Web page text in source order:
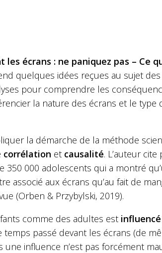
écrans : ne paniquez pas – Ce
quelques idées reçues au sujet
pour comprendre les
la nature des écrans et le
la démarche de la méthode
corrélation et causalité. L’auteur
350 000 adolescents qui a montré
associé aux écrans qu’au fait de
(Orben & Przybylski, 2019).
comme des adultes est influencé
temps passé devant les écrans (de
influence n’est pas forcément